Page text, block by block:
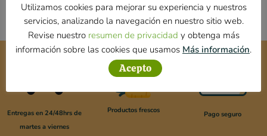
Entregas en 24/48hrs de
martes a viernes
Productos frescos Pago seguro
Utilizamos cookies para mejorar su experiencia y nuestros
servicios, analizando la navegación en nuestro sitio web.
Revise nuestro resumen de privacidad y obtenga más
información sobre las cookies que usamos Más información.
Acepto